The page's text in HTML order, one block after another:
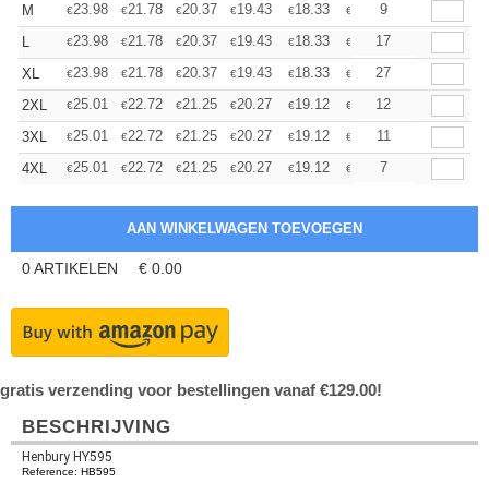
M
€23.98 €21.78 €20.37 €19.43 €18.33 € 17.40
9
L
€23.98 €21.78 €20.37 €19.43 €18.33 € 17.40
17
XL
€23.98 €21.78 €20.37 €19.43 €18.33 € 17.40
27
2XL
€25.01 €22.72 €21.25 €20.27 €19.12 € 18.15
12
3XL
€25.01 €22.72 €21.25 €20.27 €19.12 € 18.15
11
4XL
€25.01 €22.72 €21.25 €20.27 €19.12 € 18.15
7
0ARTIKELEN € 0.00
gratis verzending voor bestellingen vanaf €129.00!
BESCHRIJVING
Henbury HY595
Reference: HB595